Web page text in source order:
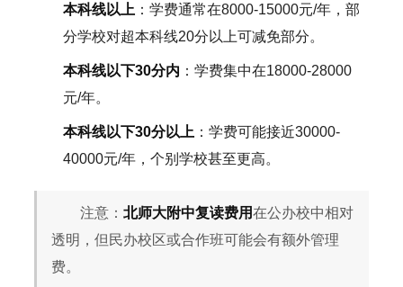
本科线以上 ：学费通常在8000-15000元/年，部
分学校对超本科线20分以上可减免部分。
本科线以下30分内 ：学费集中在18000-28000
元/年。
本科线以下30分以上 ：学费可能接近30000-
40000元/年，个别学校甚至更高。
注意： 北师大附中复读费用在公办校中相对
透明，但民办校区或合作班可能会有额外管理
费。